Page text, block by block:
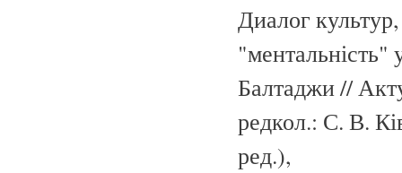
Диалог
Балтаджи //
редкол.: С. В.
ред.),